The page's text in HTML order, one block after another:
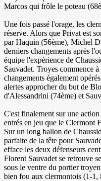
Marcos qui frôle le poteau
Une fois passé l'orage, les
réserve. Alors que Privat est
par Haquin (56ème), Michel
derniers changements après
équipe l'expérience de
Sauvadet. Troyes commence
changements également
alertes approcher du but de
d'Alessandrini (74ème) et
C'est finalement sur une
entrés en jeu que le Clermont
Sur un long ballon de
parfaite de la tête pour
efface les deux défenseurs
Florent Sauvadet se retrouve
sous le ventre du portier
bien fou aux clermontois (1-1,